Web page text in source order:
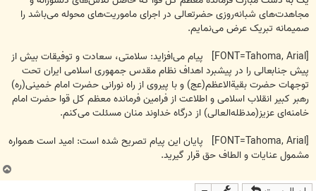
مجاهدت‌های شبانه‌روزی حضرتعالی در اجرای ماموریت‌های محوله می‌باشد را
صمیمانه تبریک عرض می‌نمایم.
[FONT=Tahoma, Arial] پیام می‌افزاید: سلامتی، سعادت و توفیقات بیش از
پیش جنابعالی را در پیشبرد اهداف نظام مقدس جمهوری اسلامی ایران تحت
توجهات حضرت بقیة‌الاعظم(عج) و با پیروی از راه نورانی حضرت امام خمینی(ره)
رهبر کبیر انقلاب اسلامی و اطلاعت از فرامین فرمانده معظم کل قوا حضرت امام
خامنه‌ای عزیز(مدظله‌العالی) از درگاه خداوند منان مسئلت می‌کنم.
[FONT=Tahoma, Arial] پایان این پیام تصریح شده است: امید است همواره
مشمول عنایات و الطاف حق قرار گیرید.